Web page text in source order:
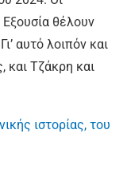
Εξουσία θέλουν
αυτό λοιπόν και
και Τζάκρη και
ιστορίας, του